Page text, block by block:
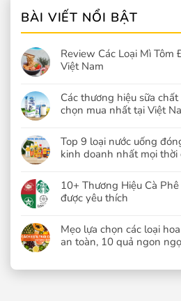
BÀI VIẾT NỔI BẬT
Review Các Loại Mì
Việt Nam
Các thương hiệu sữa
chọn mua nhất tại Việt
Top 9 loại nước uống
kinh doanh nhất mọi thời
10+ Thương Hiệu Cà
được yêu thích
Mẹo lựa chọn các loại
an toàn, 10 quả ngon